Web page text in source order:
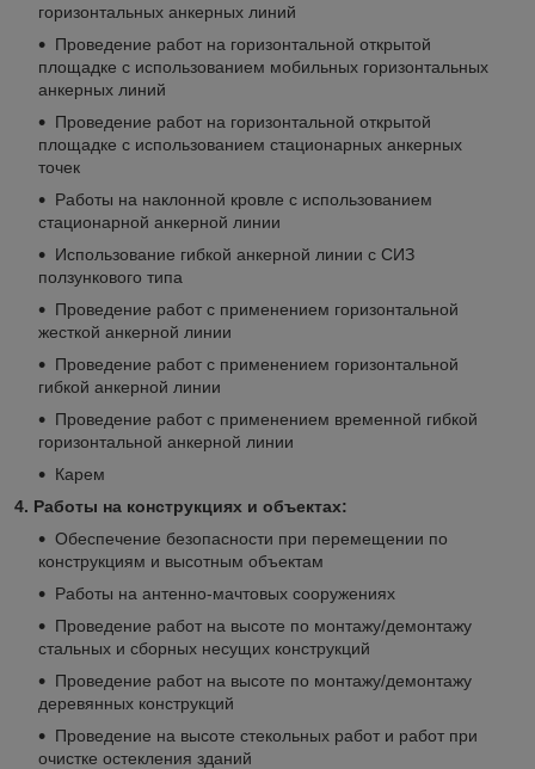
горизонтальных анкерных линий
Проведение работ на горизонтальной открытой
площадке с использованием мобильных горизонтальных
анкерных линий
Проведение работ на горизонтальной открытой
площадке с использованием стационарных анкерных
точек
Работы на наклонной кровле с использованием
стационарной анкерной линии
Использование гибкой анкерной линии с СИЗ
ползункового типа
Проведение работ с применением горизонтальной
жесткой анкерной линии
Проведение работ с применением горизонтальной
гибкой анкерной линии
Проведение работ с применением временной гибкой
горизонтальной анкерной линии
Карем
4. Работы на конструкциях и объектах:
Обеспечение безопасности при перемещении по
конструкциям и высотным объектам
Работы на антенно-мачтовых сооружениях
Проведение работ на высоте по монтажу/демонтажу
стальных и сборных несущих конструкций
Проведение работ на высоте по монтажу/демонтажу
деревянных конструкций
Проведение на высоте стекольных работ и работ при
очистке остекления зданий